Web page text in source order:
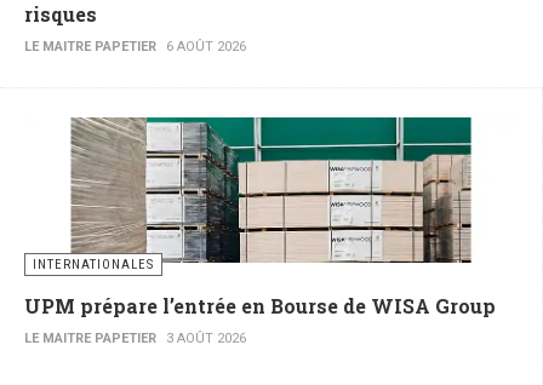
risques
LE MAITRE PAPETIER 6 AOÛT 2026
INTERNATIONALES
UPM prépare l’entrée en Bourse de WISA Group
LE MAITRE PAPETIER 3 AOÛT 2026